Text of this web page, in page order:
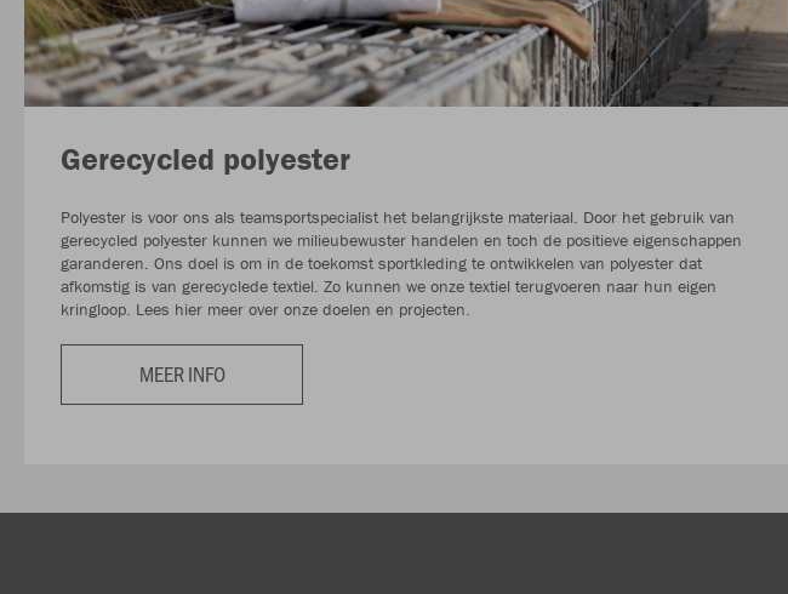
Gerecycled polyester
Polyester is voor ons als teamsportspecialist het belangrijkste materiaal. Door het gebruik van
gerecycled polyester kunnen we milieubewuster handelen en toch de positieve eigenschappen
garanderen. Ons doel is om in de toekomst sportkleding te ontwikkelen van polyester dat
afkomstig is van gerecyclede textiel. Zo kunnen we onze textiel terugvoeren naar hun eigen
kringloop. Lees hier meer over onze doelen en projecten.
MEER INFO